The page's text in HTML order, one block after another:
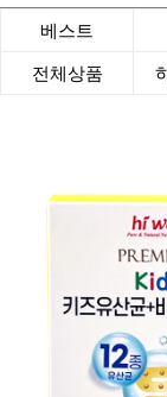
베스트
전체상품